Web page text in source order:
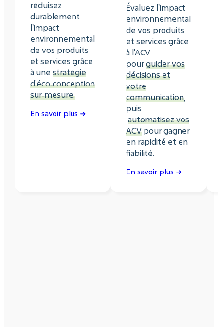
réduisez
durablement
l'impact
environnemental
de vos produits
et services grâce
à une stratégie
d'éco‑conception
sur‑mesure.
En savoir plus ➜
Évaluez l'impact
environnemental
de vos produits
et services grâce
à l'ACV
pourguider vos
décisions et
votre
communication,
puis
automatisez vos
ACVpour gagner
en rapidité et en
fiabilité.
En savoir plus ➜